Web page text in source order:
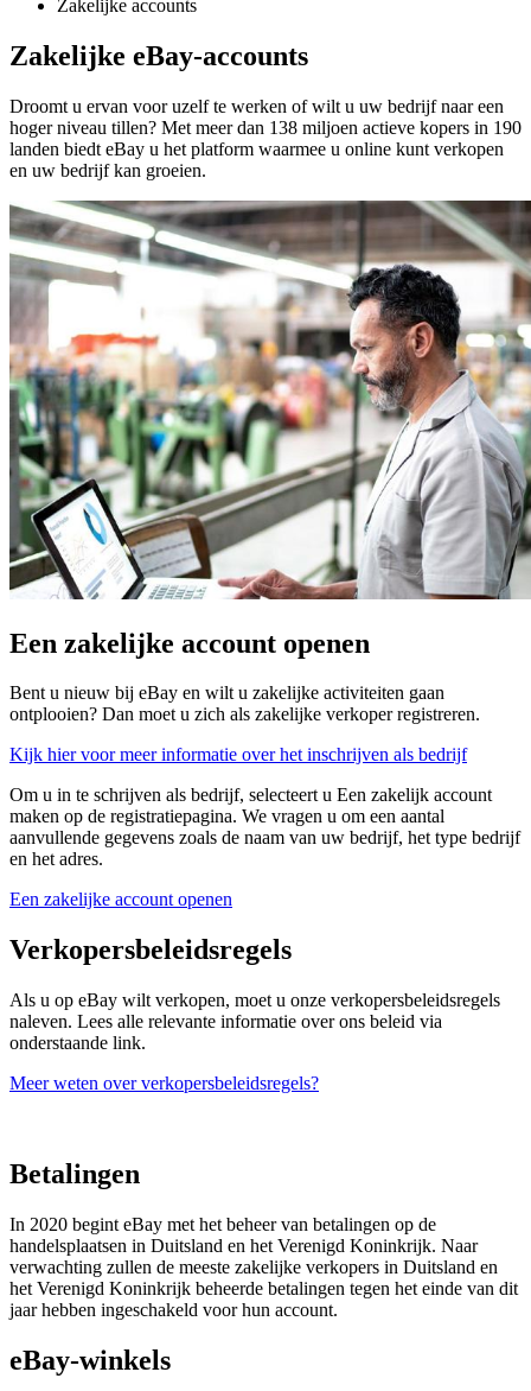
Zakelijke accounts
Zakelijke eBay-accounts
Droomt u ervan voor uzelf te werken of wilt u uw bedrijf naar een
hoger niveau tillen? Met meer dan 138 miljoen actieve kopers in 190
landen biedt eBay u het platform waarmee u online kunt verkopen
en uw bedrijf kan groeien.
Een zakelijke account openen
Bent u nieuw bij eBay en wilt u zakelijke activiteiten gaan
ontplooien? Dan moet u zich als zakelijke verkoper registreren.
Kijk hier voor meer informatie over het inschrijven als bedrijf
Om u in te schrijven als bedrijf, selecteert u Een zakelijk account
maken op de registratiepagina. We vragen u om een aantal
aanvullende gegevens zoals de naam van uw bedrijf, het type bedrijf
en het adres.
Een zakelijke account openen
Verkopersbeleidsregels
Als u op eBay wilt verkopen, moet u onze verkopersbeleidsregels
naleven. Lees alle relevante informatie over ons beleid via
onderstaande link.
Meer weten over verkopersbeleidsregels?
Betalingen
In 2020 begint eBay met het beheer van betalingen op de
handelsplaatsen in Duitsland en het Verenigd Koninkrijk. Naar
verwachting zullen de meeste zakelijke verkopers in Duitsland en
het Verenigd Koninkrijk beheerde betalingen tegen het einde van dit
jaar hebben ingeschakeld voor hun account.
eBay-winkels